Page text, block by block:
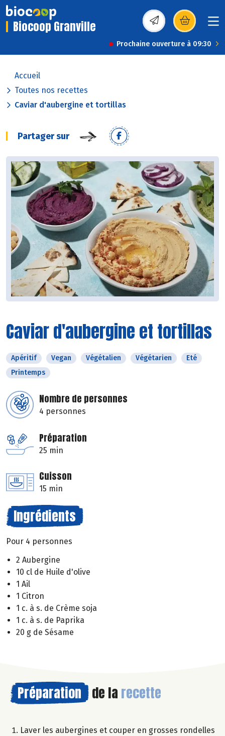
Biocoop Granville (s’ouvre dans une
Prochaine ouverture à 09:30
Accueil
Toutes nos recettes
Caviar d'aubergine et tortillas
Partager sur
Caviar d'aubergine et tortillas
Apéritif Vegan Végétalien Végétarien
Eté
Printemps
Nombre de personnes
4 personnes
Préparation
25 min
Cuisson
15 min
Ingrédients
Pour 4 personnes
2 Aubergine
10 cl de Huile d'olive
1 Ail
1 Citron
1 c. à s. de Crème soja
1 c. à s. de Paprika
20 g de Sésame
Préparation de la recette
Laver les aubergines et couper en grosses rondelles